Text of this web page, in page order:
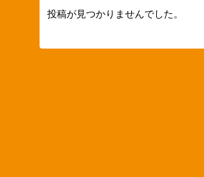
投稿が見つかりませんでした。